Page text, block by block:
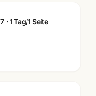
1 Tag/1 Seite